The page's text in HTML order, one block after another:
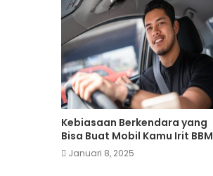
Kebiasaan Berkendara yang
Bisa Buat Mobil Kamu Irit BBM
Januari 8, 2025